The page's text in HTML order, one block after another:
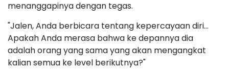
menanggapinya dengan tegas.
"Jalen, Anda berbicara tentang kepercayaan diri...
Apakah Anda merasa bahwa ke depannya dia
adalah orang yang sama yang akan mengangkat
kalian semua ke level berikutnya?"